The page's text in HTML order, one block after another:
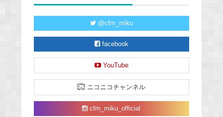
@cfm_miku
facebook
YouTube
ニコニコチャンネル
cfm_miku_official